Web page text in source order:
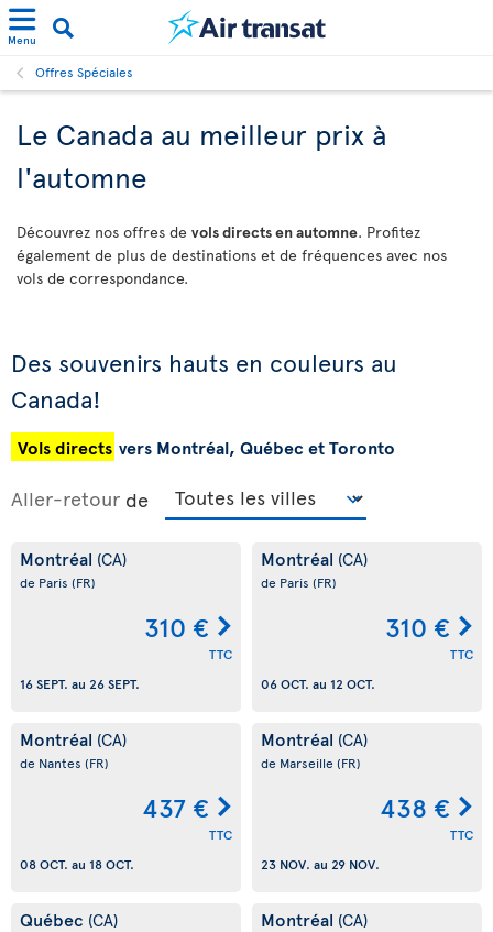
Menu
Offres Spéciales
Le Canada au meilleur prix à
l'automne
Découvrez nos offres de vols directs en automne. Profitez
également de plus de destinations et de fréquences avec nos
vols de correspondance.
Des souvenirs hauts en couleurs au
Canada!
Vols directs vers Montréal, Québec et Toronto
Aller-retour de
Montréal (CA)
de Paris (FR)
310 €
TTC
16 SEPT. au 26 SEPT.
Montréal (CA)
de Paris (FR)
310 €
TTC
06 OCT. au 12 OCT.
Montréal (CA)
de Nantes (FR)
437 €
TTC
08 OCT. au 18 OCT.
Montréal (CA)
de Marseille (FR)
438 €
TTC
23 NOV. au 29 NOV.
Québec (CA) Montréal (CA)